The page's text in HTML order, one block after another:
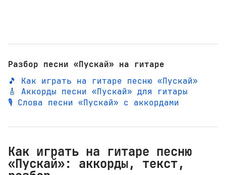
Разбор песни «Пускай» на гитаре
🎵 Как играть на гитаре песню «Пускай»
🎸 Аккорды песни «Пускай» для гитары
🎙️ Слова песни «Пускай» с аккордами
Как играть на гитаре песню
«Пускай»: аккорды, текст,